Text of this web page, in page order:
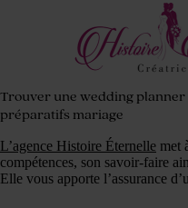
Trouver une wedding planner
préparatifs mariage
L’agence Histoire Éternelle met
compétences, son savoir-faire
Elle vous apporte l’assurance